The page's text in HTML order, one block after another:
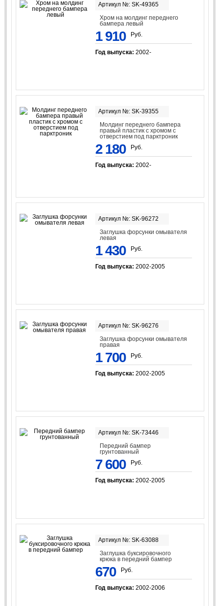
Артикул №: SK-49365
Хром на молдинг переднего
бампера левый
1 910 Руб.
Год выпуска: 2002-
Артикул №: SK-39355
Молдинг переднего бампера
правый пластик с хромом с
отверстием под парктроник
2 180 Руб.
Год выпуска: 2002-
Артикул №: SK-96272
Заглушка форсунки омывателя
левая
1 430 Руб.
Год выпуска: 2002-2005
Артикул №: SK-96276
Заглушка форсунки омывателя
правая
1 700 Руб.
Год выпуска: 2002-2005
Артикул №: SK-73446
Передний бампер
грунтованный
7 600 Руб.
Год выпуска: 2002-2005
Артикул №: SK-63088
Заглушка буксировочного
крюка в передний бампер
670 Руб.
Год выпуска: 2002-2006